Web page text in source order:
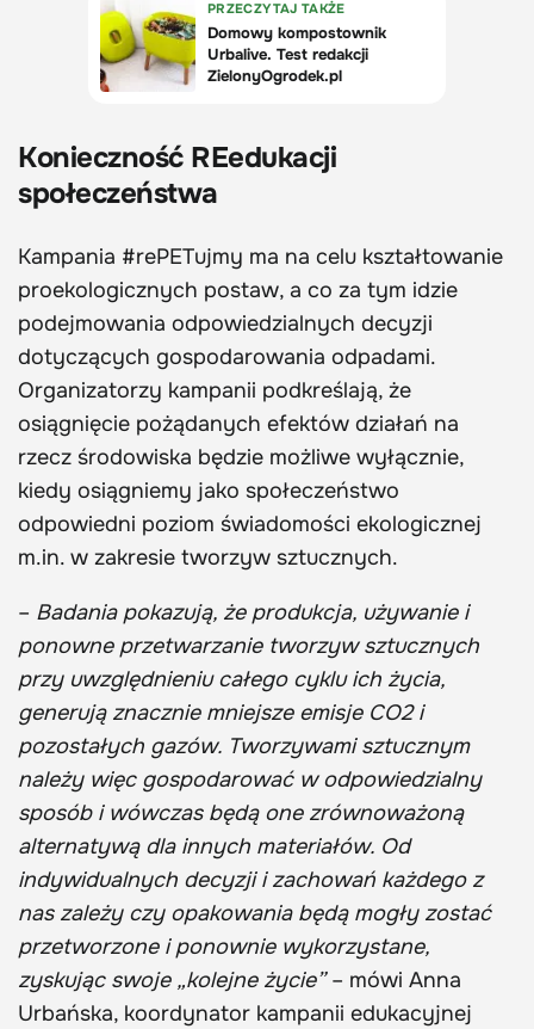
Konieczność REedukacji
społeczeństwa
Kampania #rePETujmy ma na celu kształtowanie
proekologicznych postaw, a co za tym idzie
podejmowania odpowiedzialnych decyzji
dotyczących gospodarowania odpadami.
Organizatorzy kampanii podkreślają, że
osiągnięcie pożądanych efektów działań na
rzecz środowiska będzie możliwe wyłącznie,
kiedy osiągniemy jako społeczeństwo
odpowiedni poziom świadomości ekologicznej
m.in. w zakresie tworzyw sztucznych.
– Badania pokazują, że produkcja, używanie i
ponowne przetwarzanie tworzyw sztucznych
przy uwzględnieniu całego cyklu ich życia,
generują znacznie mniejsze emisje CO2 i
pozostałych gazów. Tworzywami sztucznym
należy więc gospodarować w odpowiedzialny
sposób i wówczas będą one zrównoważoną
alternatywą dla innych materiałów. Od
indywidualnych decyzji i zachowań każdego z
nas zależy czy opakowania będą mogły zostać
przetworzone i ponownie wykorzystane,
zyskując swoje „kolejne życie”– mówi Anna
Urbańska, koordynator kampanii edukacyjnej